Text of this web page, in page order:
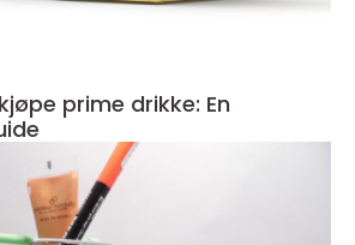
prime drikke: En